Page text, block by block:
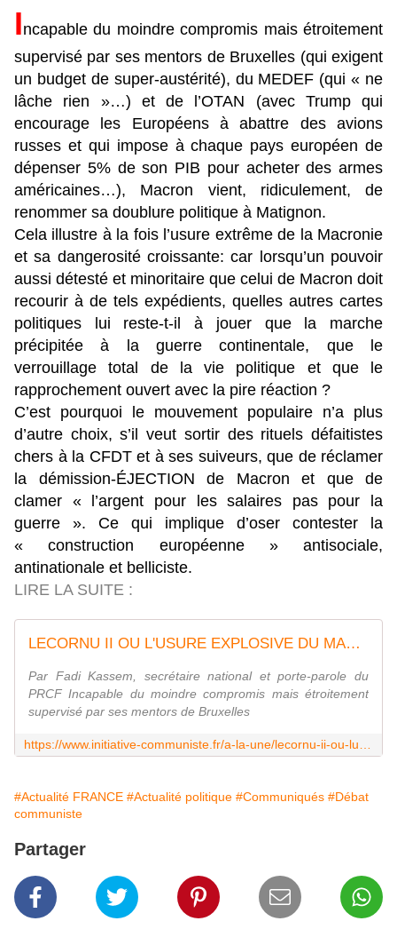
Incapable du moindre compromis mais étroitement
supervisé par ses mentors de Bruxelles (qui exigent
un budget de super-austérité), du MEDEF (qui « ne
lâche rien »…) et de l’OTAN (avec Trump qui
encourage les Européens à abattre des avions
russes et qui impose à chaque pays européen de
dépenser 5% de son PIB pour acheter des armes
américaines…), Macron vient, ridiculement, de
renommer sa doublure politique à Matignon.
Cela illustre à la fois l’usure extrême de la Macronie
et sa dangerosité croissante: car lorsqu’un pouvoir
aussi détesté et minoritaire que celui de Macron doit
recourir à de tels expédients, quelles autres cartes
politiques lui reste-t-il à jouer que la marche
précipitée à la guerre continentale, que le
verrouillage total de la vie politique et que le
rapprochement ouvert avec la pire réaction ?
C’est pourquoi le mouvement populaire n’a plus
d’autre choix, s’il veut sortir des rituels défaitistes
chers à la CFDT et à ses suiveurs, que de réclamer
la démission-ÉJECTION de Macron et que de
clamer « l’argent pour les salaires pas pour la
guerre ». Ce qui implique d’oser contester la
« construction européenne » antisociale,
antinationale et belliciste.
LIRE LA SUITE :
LECORNU II OU L'USURE EXPLOSIVE DU MACRONISME - INITIATIVE COMMUNISTE
Par Fadi Kassem, secrétaire national et porte-parole du
PRCF Incapable du moindre compromis mais étroitement
supervisé par ses mentors de Bruxelles
#Actualité FRANCE #Actualité politique #Communiqués #Débat
communiste
Partager